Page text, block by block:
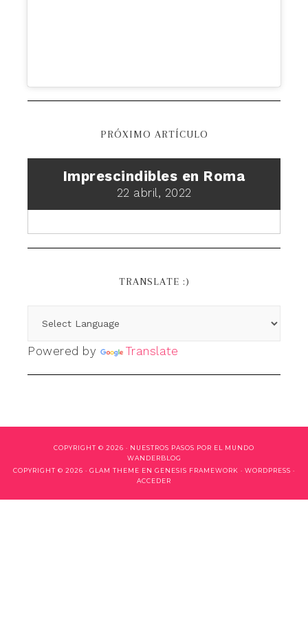
PRÓXIMO ARTÍCULO
Imprescindibles en Roma
22 abril, 2022
TRANSLATE :)
Powered by Translate
COPYRIGHT © 2026 · NUESTROS PASOS POR EL MUNDO
WANDERBLOG
COPYRIGHT © 2026 · GLAM THEME EN GENESIS FRAMEWORK · WORDPRESS ·
ACCEDER